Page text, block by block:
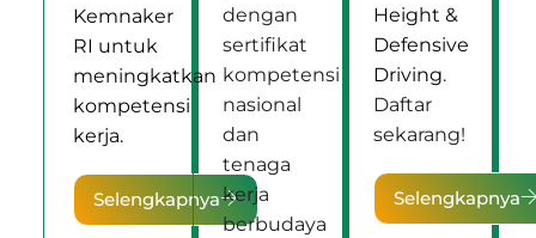
Kemnaker
RI untuk
meningkatkan
kompetensi
kerja.
Selengkapnya
dengan
sertifikat
kompetensi
nasional
dan
tenaga
kerja
berbudaya
Height &
Defensive
Driving.
Daftar
sekarang!
Selengkapnya